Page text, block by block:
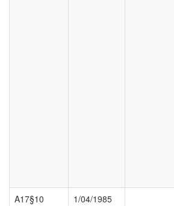
A17§10
1/04/1985